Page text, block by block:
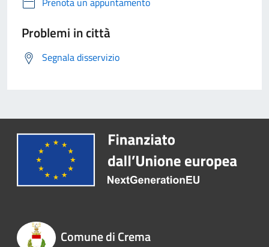
Problemi in città
Segnala disservizio
Comune di Crema